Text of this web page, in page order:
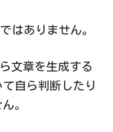
はありません。
文章を生成する
自ら判断したり
。